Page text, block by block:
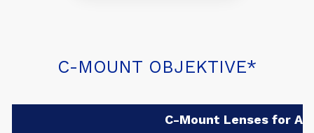
C-MOUNT OBJEKTIVE*
C-Mount Lenses for